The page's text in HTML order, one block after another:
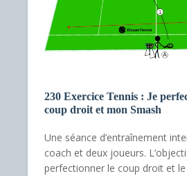
230 Exercice Tennis : Je
coup droit et mon Smash
Une séance d’entraînement
coach et deux joueurs.
perfectionner le coup droit et le